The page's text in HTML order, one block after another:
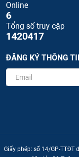
Online
6
Tổng số truy cập
1420417
ĐĂNG KÝ THÔNG
Giấy phép: số 14/GP-TTĐT